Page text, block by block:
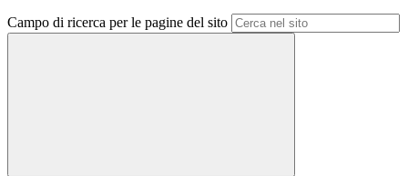
Campo di ricerca per le pagine del sito